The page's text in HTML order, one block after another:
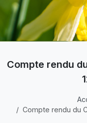
Compte rendu
Compte rendu du